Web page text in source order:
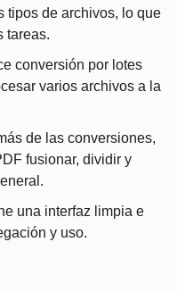
tipos de archivos, lo que
tareas.
conversión por lotes
varios archivos a la
de las conversiones,
fusionar, dividir y
una interfaz limpia e
y uso.